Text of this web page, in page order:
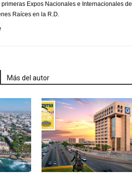
primeras Expos Nacionales e Internacionales
Raíces en la R.D.
Más del autor